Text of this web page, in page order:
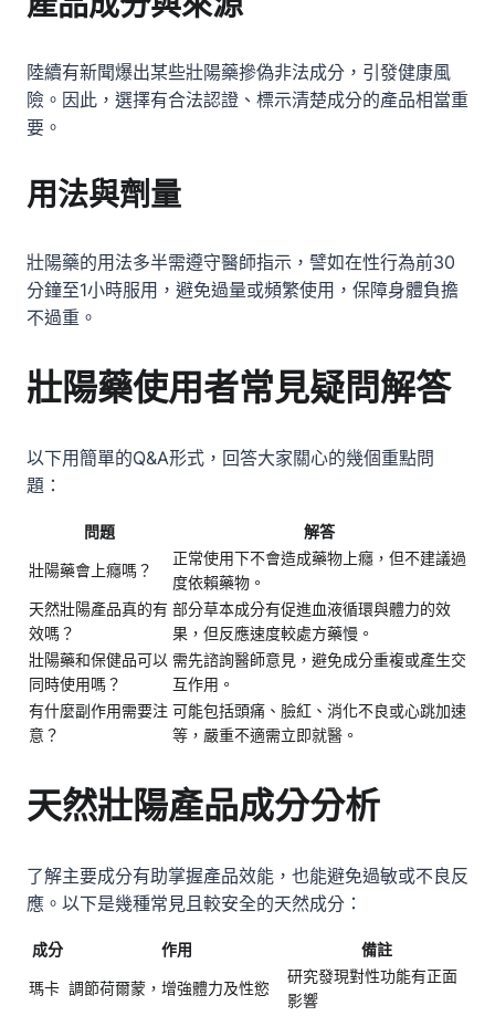
陸續有新聞爆出某些壯陽藥摻偽非法成分，引發健康風
險。因此，選擇有合法認證、標示清楚成分的產品相當重
要。
用法與劑量
壯陽藥的用法多半需遵守醫師指示，譬如在性行為前30
分鐘至1小時服用，避免過量或頻繁使用，保障身體負擔
不過重。
壯陽藥使用者常見疑問解答
以下用簡單的Q&A形式，回答大家關心的幾個重點問
題：
問題 解答
壯陽藥會上癮嗎？
正常使用下不會造成藥物上癮，但不建議過
度依賴藥物。
天然壯陽產品真的有
效嗎？
部分草本成分有促進血液循環與體力的效
果，但反應速度較處方藥慢。
壯陽藥和保健品可以
同時使用嗎？
需先諮詢醫師意見，避免成分重複或產生交
互作用。
有什麼副作用需要注
意？
可能包括頭痛、臉紅、消化不良或心跳加速
等，嚴重不適需立即就醫。
天然壯陽產品成分分析
了解主要成分有助掌握產品效能，也能避免過敏或不良反
應。以下是幾種常見且較安全的天然成分：
成分 作用 備註
瑪卡 調節荷爾蒙，增強體力及性慾
研究發現對性功能有正面
影響